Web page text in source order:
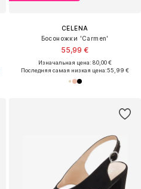
CELENA
Босоножки 'Carmen'
55,99 €
Изначальная цена: 80,00 €
Последняя самая низкая цена:55,99 €